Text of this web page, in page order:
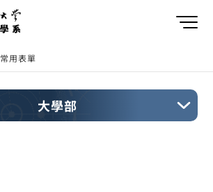
常用表單
大學部